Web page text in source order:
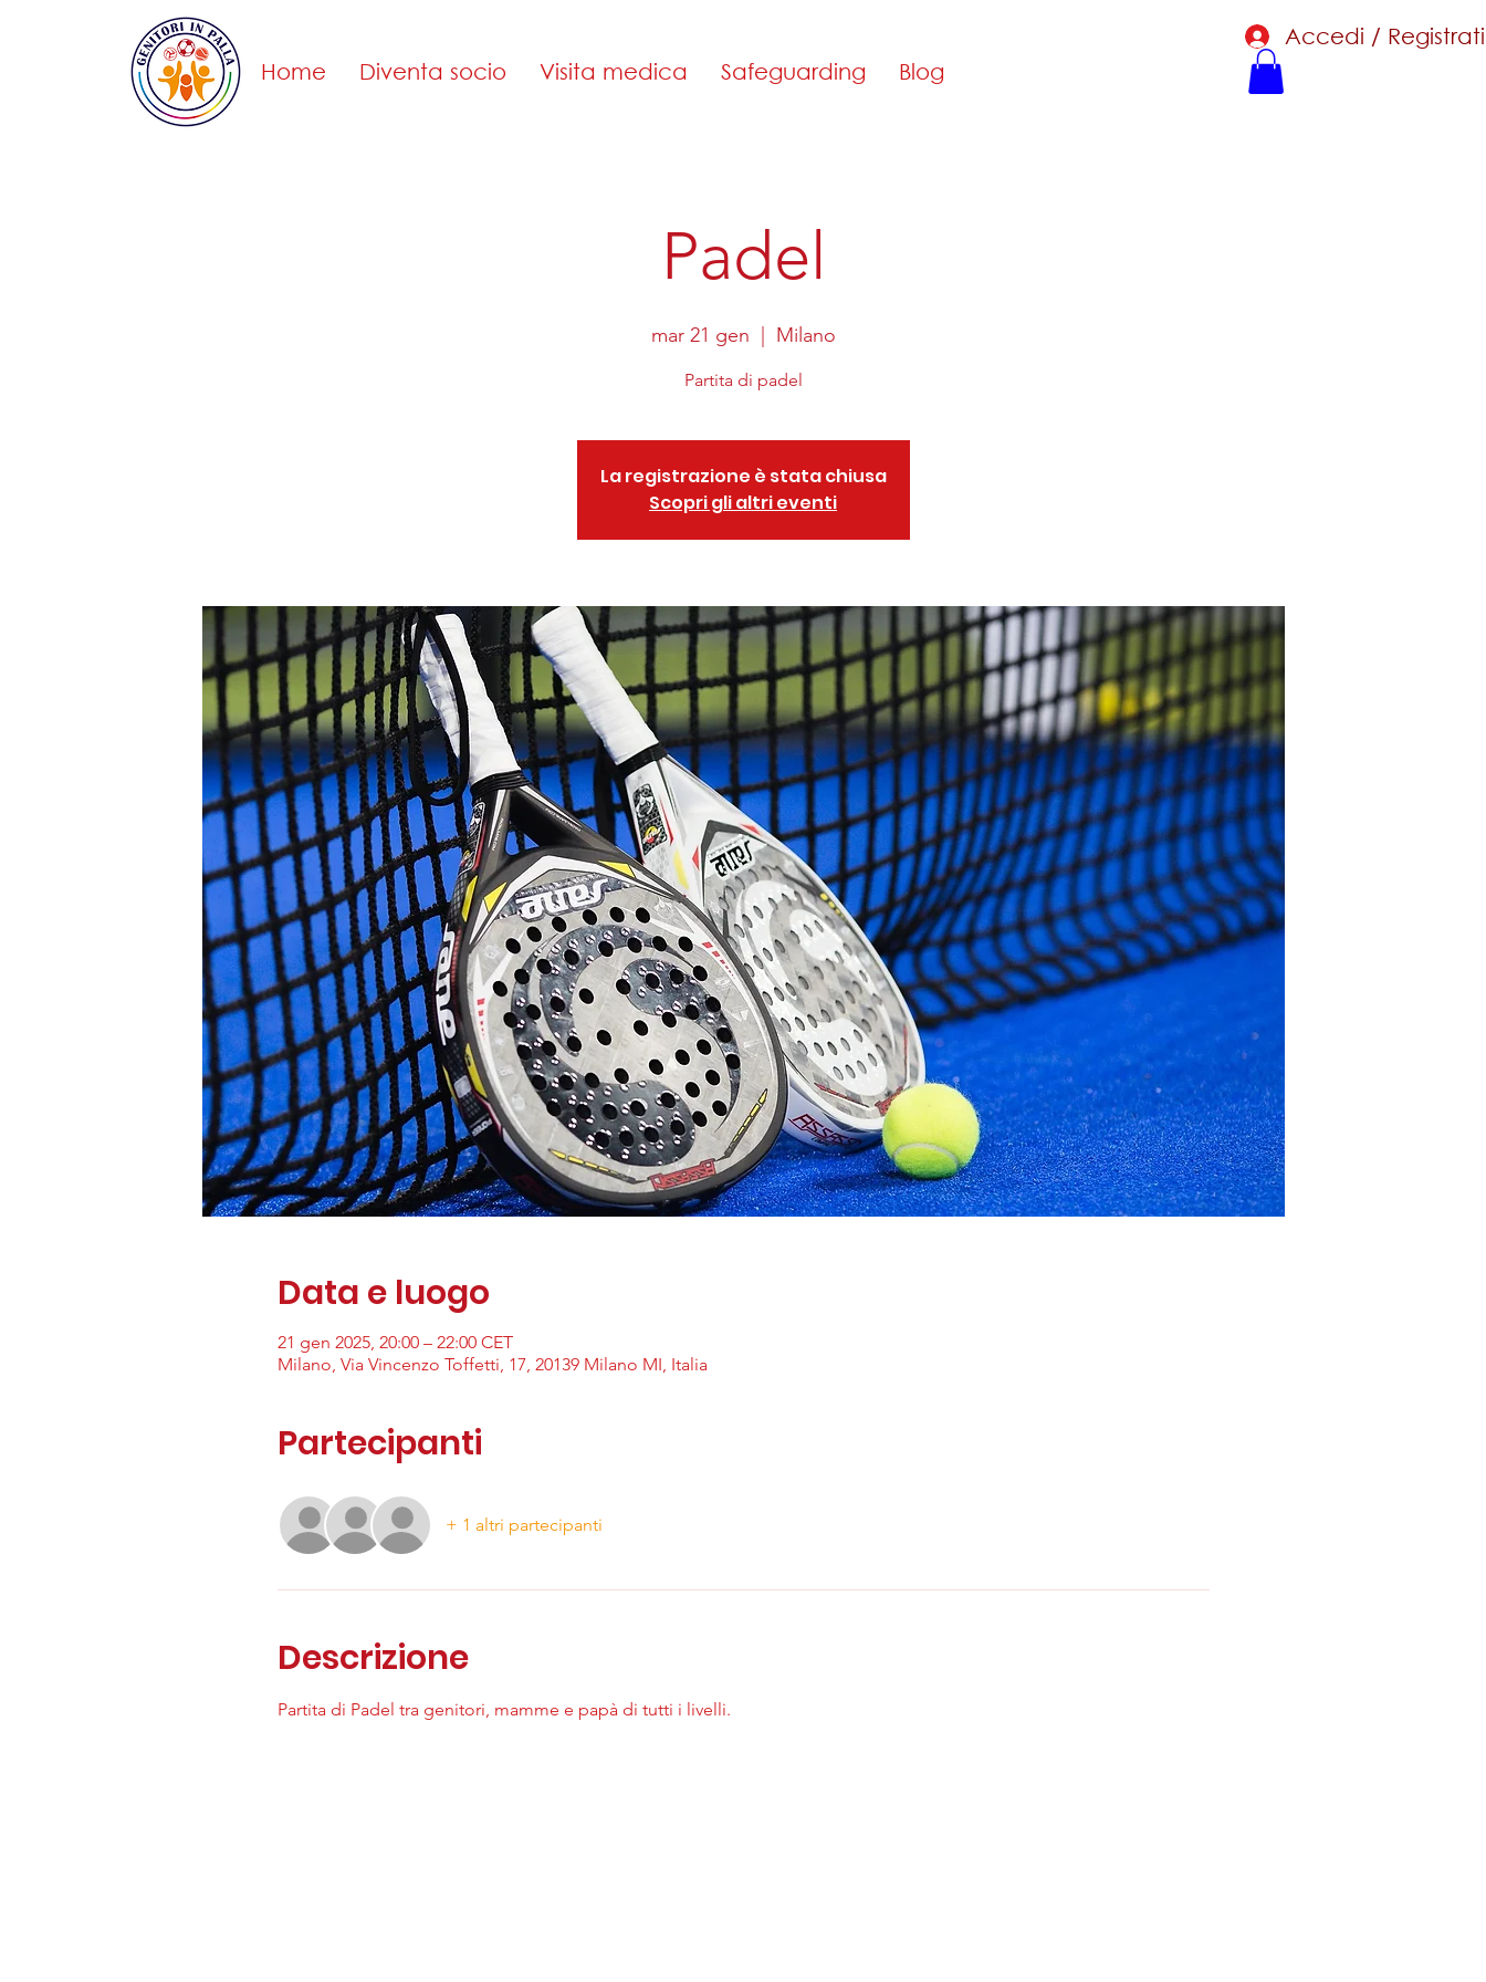
Home Diventa socio Visita medica Safeguarding Blog
Accedi / Registrati
Padel
mar 21 gen
  |
Milano
Partita di padel
La registrazione è stata chiusa
Scopri gli altri eventi
Data e luogo
21 gen 2025, 20:00 – 22:00 CET
Milano, Via Vincenzo Toffetti, 17, 20139 Milano MI, Italia
Partecipanti
+ 1 altri partecipanti
Descrizione
Partita di Padel tra genitori, mamme e papà di tutti i livelli.